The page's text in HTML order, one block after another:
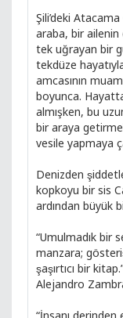
Şili’deki
araba, bir ailenin
tek uğrayan bir
tekdüze
amcasının
boyunca.
almışken, bu
bir araya
vesile yapmaya
Denizden
kopkoyu bir sis
ardından büyük
“Umulmadık bir
manzara;
şaşırtıcı bir
Alejandro
“İnsanı